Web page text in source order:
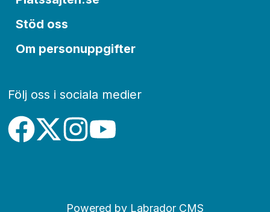
Stöd oss
Om personuppgifter
Följ oss i sociala medier
Powered by Labrador CMS